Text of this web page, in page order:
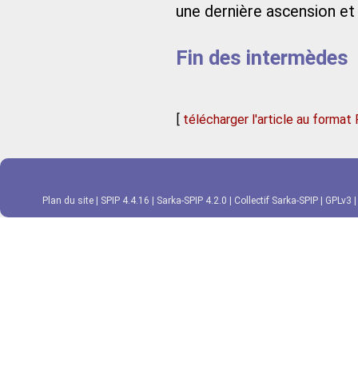
une dernière ascension
Fin des intermèdes
[ télécharger l'article au format
Plan du site SPIP 4.4.16 Sarka-SPIP 4.2.0 Collectif Sarka-SPIP GPLv3